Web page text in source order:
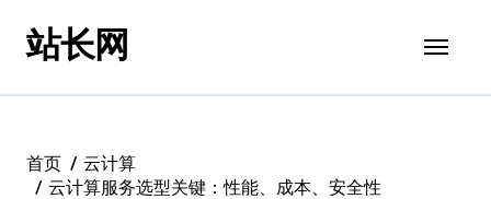
站长网
首页
云计算
云计算服务选型关键：性能、成本、安全性